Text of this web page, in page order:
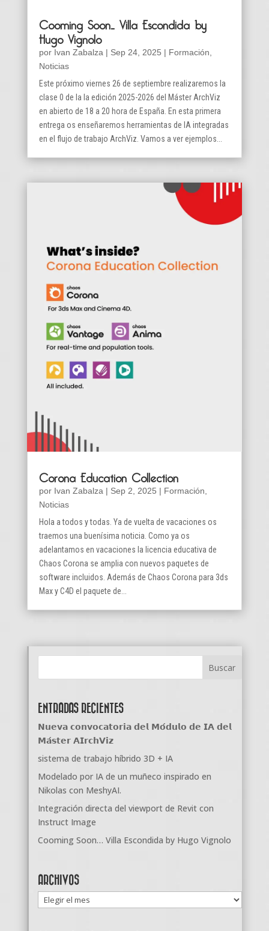
Cooming Soon… Villa Escondida by
Hugo Vignolo
por Ivan Zabalza | Sep 24, 2025 | Formación
Noticias
Este próximo viernes 26 de septiembre realizaremos la
clase 0 de la la edición 2025-2026 del Máster ArchViz
en abierto de 18 a 20 hora de España. En esta primera
entrega os enseñaremos herramientas de IA integradas
en el flujo de trabajo ArchViz. Vamos a ver ejemplos...
Corona Education Collection
por Ivan Zabalza | Sep 2, 2025 | Formación
Noticias
Hola a todos y todas. Ya de vuelta de vacaciones os
traemos una buenísima noticia. Como ya os
adelantamos en vacaciones la licencia educativa de
Chaos Corona se amplia con nuevos paquetes de
software incluidos. Además de Chaos Corona para 3ds
Max y C4D el paquete de...
ENTRADAS RECIENTES
𝗡𝘂𝗲𝘃𝗮 𝗰𝗼𝗻𝘃𝗼𝗰𝗮𝘁𝗼𝗿𝗶𝗮 𝗱𝗲𝗹 𝗠𝗼́𝗱𝘂𝗹𝗼 𝗱𝗲 𝗜𝗔 𝗱𝗲𝗹
𝗠𝗮́𝘀𝘁𝗲𝗿 𝗔𝗜𝗿𝗰𝗵𝗩𝗶𝘇
sistema de trabajo híbrido 3D + IA
Modelado por IA de un muñeco inspirado en
Nikolas con MeshyAI.
Integración directa del viewport de Revit con
Instruct Image
Cooming Soon… Villa Escondida by Hugo Vignolo
ARCHIVOS
Archivos